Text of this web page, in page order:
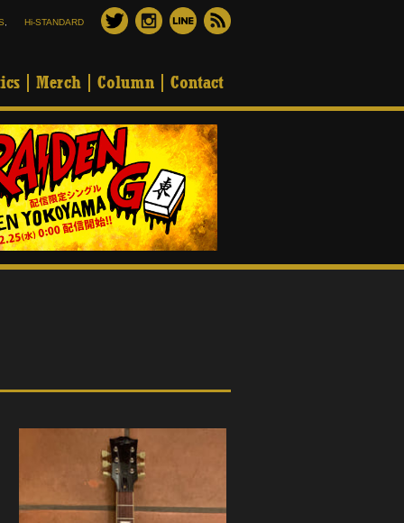
Hi-STANDARD
Merch Column Contact